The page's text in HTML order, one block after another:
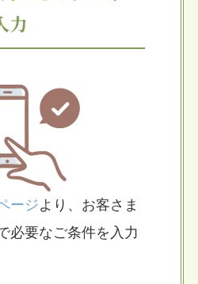
力
ージより、お客さま
必要なご条件を入力